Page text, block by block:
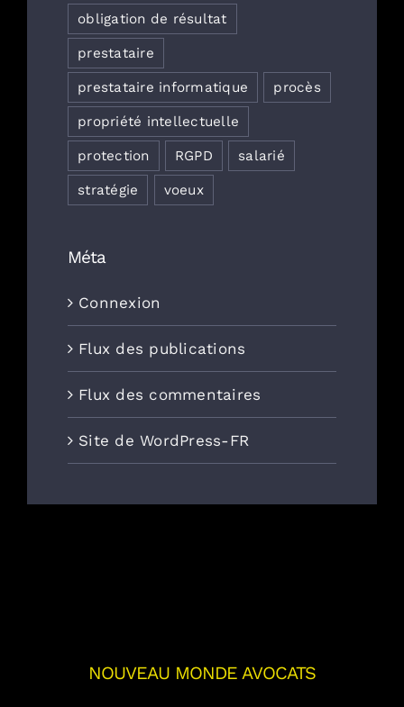
obligation de résultat
prestataire
prestataire informatique procès
propriété intellectuelle
protection RGPD salarié
stratégie voeux
Méta
Connexion
Flux des publications
Flux des commentaires
Site de WordPress-FR
NOUVEAU MONDE AVOCATS